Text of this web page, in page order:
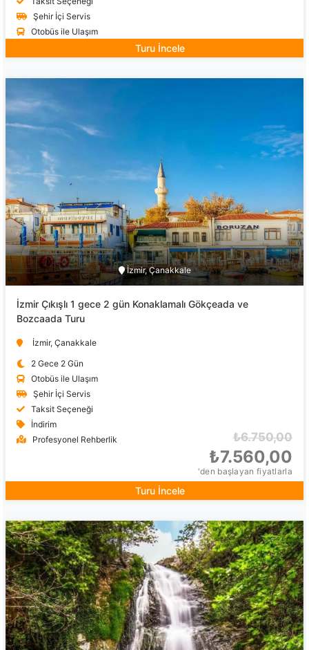
Şehir İçi Servis
Otobüs ile Ulaşım
Turu İncele
İzmir, Çanakkale
İzmir Çıkışlı 1 gece 2 gün Konaklamalı Gökçeada ve
Bozcaada Turu
İzmir, Çanakkale
2 Gece 2 Gün
Otobüs ile Ulaşım
Şehir İçi Servis
Taksit Seçeneği
İndirim
Profesyonel Rehberlik
₺6.750,00
₺7.560,00
'den başlayan fiyatlarla
Turu İncele